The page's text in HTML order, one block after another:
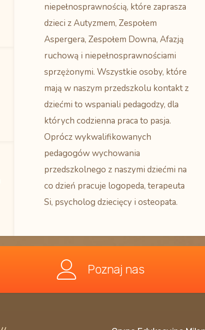
niepełnosprawnością, które zaprasza
dzieci z Autyzmem, Zespołem
Aspergera, Zespołem Downa, Afazją
ruchową i niepełnosprawnościami
sprzężonymi. Wszystkie osoby, które
mają w naszym przedszkolu kontakt z
dziećmi to wspaniali pedagodzy, dla
których codzienna praca to pasja.
Oprócz wykwalifikowanych
pedagogów wychowania
przedszkolnego z naszymi dziećmi na
co dzień pracuje logopeda, terapeuta
Si, psycholog dziecięcy i osteopata.
Poznaj nas